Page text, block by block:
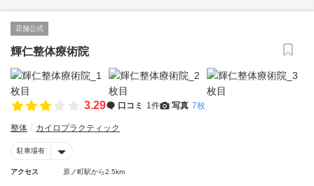
店舗公式
輝仁整体療術院
3.29 口コミ 1件 写真 7枚
整体 カイロプラクティック
駐車場有
アクセス 原ノ町駅から2.5km